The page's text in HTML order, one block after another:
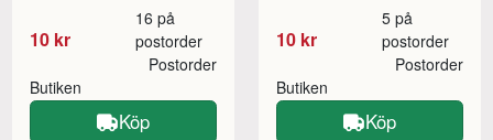
10 kr
16 på
postorder
Butiken
Postorder
Köp
10 kr
5 på
postorder
Butiken
Postorder
Köp